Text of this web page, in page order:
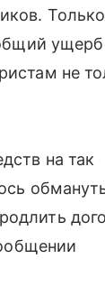
Только
ущерб
не
на так